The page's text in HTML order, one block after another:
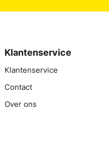
Klantenservice
Klantenservice
Contact
Over ons